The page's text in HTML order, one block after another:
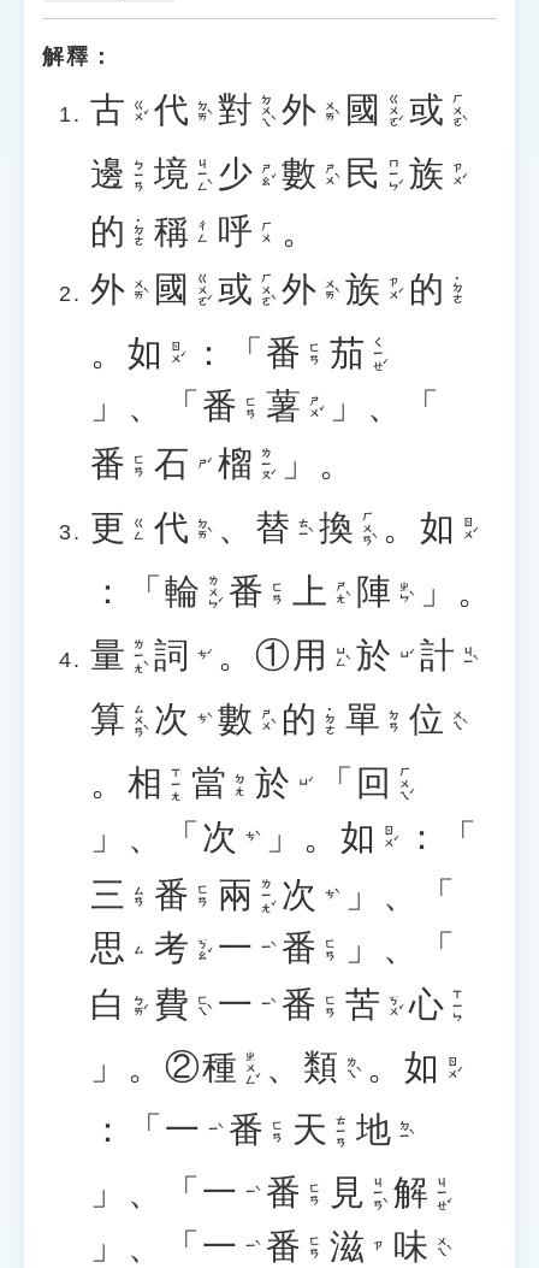
解釋：
古 ㄍㄨˇ 代 ㄉㄞˋ 對 ㄉㄨㄟˋ 外 ㄨㄞˋ 國 ㄍㄨㄛˊ 或 ㄏㄨㄛˋ
邊 ㄅㄧㄢ 境 ㄐㄧㄥˋ 少 ㄕㄠˇ 數 ㄕㄨˋ 民 ㄇㄧㄣˊ 族 ㄗㄨˊ
的 ˙ㄉㄜ 稱 ㄔㄥ 呼 ㄏㄨ
。
外 ㄨㄞˋ 國 ㄍㄨㄛˊ 或 ㄏㄨㄛˋ 外 ㄨㄞˋ 族 ㄗㄨˊ 的 ˙ㄉㄜ
。 如 ㄖㄨˊ ：「 番 ㄈㄢ 茄 ㄑㄧㄝˊ
」、「 番 ㄈㄢ 薯 ㄕㄨˇ
」、「
番 ㄈㄢ 石 ㄕˊ 榴 ㄌㄧㄡˊ
」。
更 ㄍㄥ 代 ㄉㄞˋ 、 替 ㄊㄧˋ 換 ㄏㄨㄢˋ 。 如 ㄖㄨˊ
：「 輪 ㄌㄨㄣˊ 番 ㄈㄢ 上 ㄕㄤˋ 陣 ㄓㄣˋ
」。
量 ㄌㄧㄤˋ 詞 ㄘˊ 。①用 ㄩㄥˋ 於 ㄩˊ 計 ㄐㄧˋ
算 ㄙㄨㄢˋ 次 ㄘˋ 數 ㄕㄨˋ 的 ˙ㄉㄜ 單 ㄉㄢ 位 ㄨㄟˋ
。 相 ㄒㄧㄤ 當 ㄉㄤ 於 ㄩˊ 「 回 ㄏㄨㄟˊ
」、「 次 ㄘˋ 」。 如 ㄖㄨˊ
：「
三 ㄙㄢ 番 ㄈㄢ 兩 ㄌㄧㄤˇ 次 ㄘˋ
」、「
思
ㄙ 考 ㄎㄠˇ 一 ㄧˋ 番 ㄈㄢ
」、「
白
ㄅㄞˊ 費 ㄈㄟˋ 一 ㄧˋ 番 ㄈㄢ 苦 ㄎㄨˇ 心 ㄒㄧㄣ
」。②種 ㄓㄨㄥˇ 、 類 ㄌㄟˋ 。 如 ㄖㄨˊ
：「 一 ㄧˋ 番 ㄈㄢ 天 ㄊㄧㄢ 地 ㄉㄧˋ
」、「 一 ㄧˋ 番 ㄈㄢ 見 ㄐㄧㄢˋ 解 ㄐㄧㄝˇ
」、「 一 ㄧˋ 番 ㄈㄢ 滋 ㄗ 味 ㄨㄟˋ